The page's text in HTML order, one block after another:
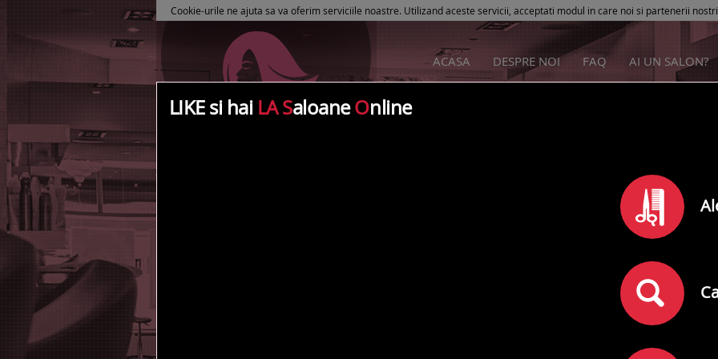
Cookie-urile ne ajuta sa va oferim serviciile noastre. Utilizand aceste servicii, acceptati modul in care noi si partenerii
ACASA DESPRE NOI FAQ AI UN SALON?
comentarii)
Manastur, strada Apusului, nr 20 A/1
LIKE si hai LA SaloaneOnline